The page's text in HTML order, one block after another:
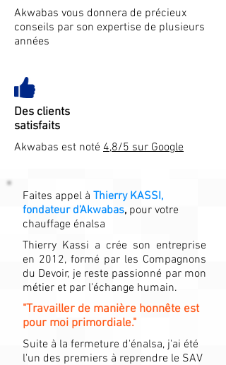
Faites appel à Thierry KASSI,
fondateur d'Akwabas, pour votre
chauffage énalsa
Thierry Kassi a crée son entreprise
en 2012, formé par les Compagnons
du Devoir, je reste passionné par mon
métier et par l'échange humain.
"Travailler de manière honnête est
pour moi primordiale."
Suite à la fermeture d'énalsa, j'ai été
l'un des premiers à reprendre le SAV
Akwabas vous donnera de précieux
conseils par son expertise de plusieurs
années
Des clients
satisfaits
Akwabas est noté 4,8/5 sur Google